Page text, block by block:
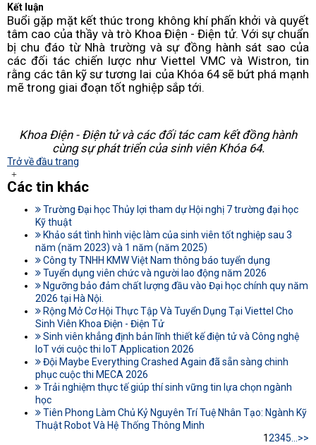
Kết luận
Buổi gặp mặt kết thúc trong không khí phấn khởi và quyết
tâm cao của thầy và trò Khoa Điện - Điện tử. Với sự chuẩn
bị chu đáo từ Nhà trường và sự đồng hành sát sao của
các đối tác chiến lược như Viettel VMC và Wistron, tin
rằng các tân kỹ sư tương lai của Khóa 64 sẽ bứt phá mạnh
mẽ trong giai đoạn tốt nghiệp sắp tới.
Khoa Điện - Điện tử và các đối tác cam kết đồng hành
cùng sự phát triển của sinh viên Khóa 64.
Trở về đầu trang
Các tin khác
Trường Đại học Thủy lợi tham dự Hội nghị 7 trường đại học
Kỹ thuật
Khảo sát tình hình việc làm của sinh viên tốt nghiệp sau 3
năm (năm 2023) và 1 năm (năm 2025)
Công ty TNHH KMW Việt Nam thông báo tuyển dụng
Tuyển dụng viên chức và người lao động năm 2026
Ngưỡng bảo đảm chất lượng đầu vào Đại học chính quy năm
2026 tại Hà Nội.
Rộng Mở Cơ Hội Thực Tập Và Tuyển Dụng Tại Viettel Cho
Sinh Viên Khoa Điện - Điện Tử
Sinh viên khẳng định bản lĩnh thiết kế điện tử và Công nghệ
IoT với cuộc thi IoT Application 2026
Đội Maybe Everything Crashed Again đã sẵn sàng chinh
phục cuộc thi MECA 2026
Trải nghiệm thực tế giúp thí sinh vững tin lựa chọn ngành
học
Tiên Phong Làm Chủ Kỷ Nguyên Trí Tuệ Nhân Tạo: Ngành Kỹ
Thuật Robot Và Hệ Thống Thông Minh
12345...>>